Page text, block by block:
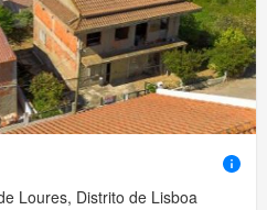
Loures, Distrito de Lisboa